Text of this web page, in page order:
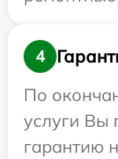
4
По
услуги Вы
гарантию